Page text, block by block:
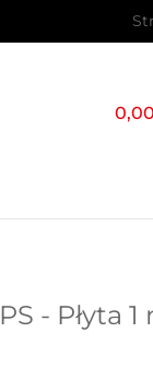
0,00
- Płyta 1